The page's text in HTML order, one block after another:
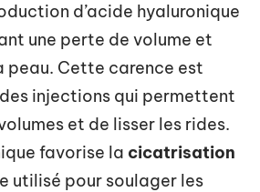
d’acide hyaluronique
une perte de volume et
peau. Cette carence est
injections qui permettent
et de lisser les rides.
favorise la cicatrisation
utilisé pour soulager les